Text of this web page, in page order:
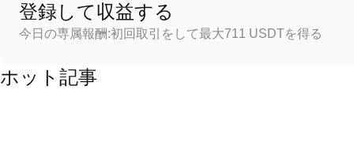
登録して収益する
今日の専属報酬:初回取引をして最大711 USDTを得る
ホット記事